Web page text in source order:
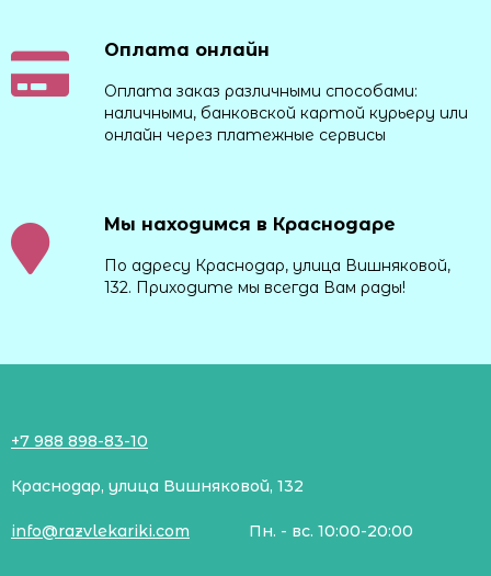
Оплата онлайн
Оплата заказ различными способами:
наличными, банковской картой курьеру или
онлайн через платежные сервисы
Мы находимся в Краснодаре
По адресу Краснодар, улица Вишняковой,
132. Приходите мы всегда Вам рады!
+7 988 898-83-10
Краснодар, улица Вишняковой, 132
info@razvlekariki.com Пн. - вс. 10:00-20:00